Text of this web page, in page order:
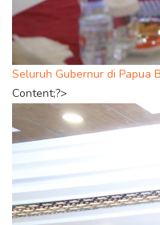
Seluruh Gubernur di Papua
Content;?>